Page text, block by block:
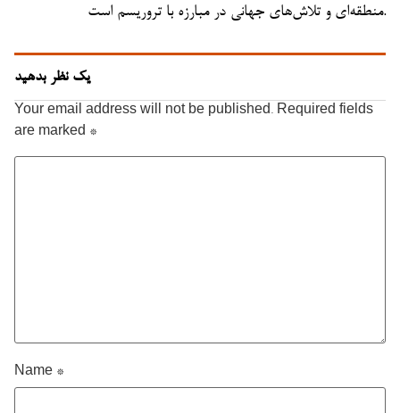
منطقه‌ای و تلاش‌های جهانی در مبارزه با تروریسم است.
یک نظر بدهید
Your email address will not be published. Required fields
are marked *
Name *